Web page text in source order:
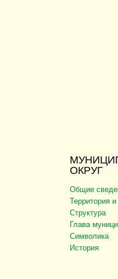
ОКРУГ
Общие
Территория и
Структура
Глава
Символика
История